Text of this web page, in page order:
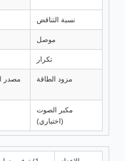
نسبة التناقض
موصل
تكرار
مزود الطاقة
مكبر الصوت
(اختياري)